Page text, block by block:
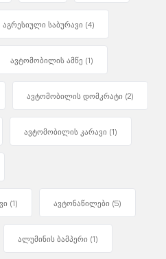
აგრესიული საბურავი (4)
ავტომობილის ამწე (1)
ავტომობილის დომკრატი (2)
ავტომობილის კარავი (1)
(1) ავტონაწილები (5)
ალუმინის ბამპერი (1)